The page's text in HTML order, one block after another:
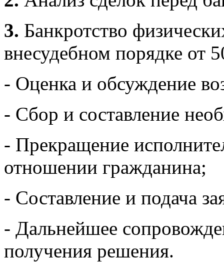
3. Банкротство
внесудебном порядке от
- Оценка и обсуждение
- Сбор и составление
- Прекращение
отношении гражданина;
- Составление и подача
- Дальнейшее
получения решения.